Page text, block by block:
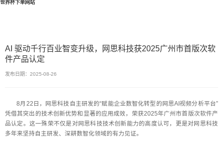
世界杯下单网站
AI 驱动千行百业智变升级，网思科技获2025广州市首版次软
件产品认定
发布日期：2025-08-26
8月22日，网思科技自主研发的“赋能企业数智化转型的网思AI视频分析平台”
凭借其突出的技术创新优势和显著的应用成效，荣获2025年广州市首版次软件产
品认定。这一殊荣不仅是对网思科技技术创新能力的高度认可，更是对网思科技
多年来坚持自主研发、深耕数智化领域的有力见证。